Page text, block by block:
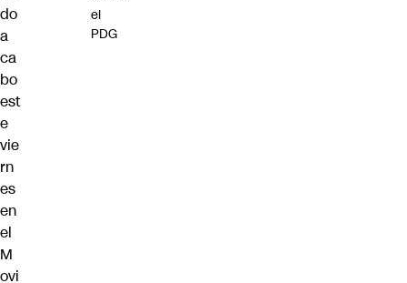
do
a
ca
bo
est
e
vie
rn
es
en
el
M
ovi
el
PDG